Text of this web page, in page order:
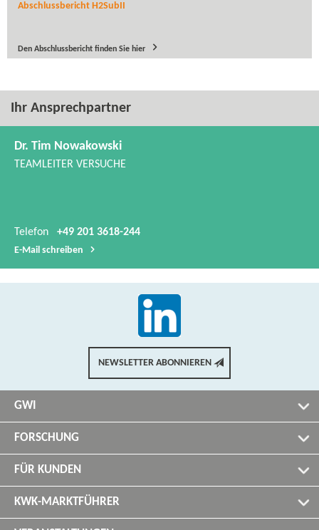
Abschlussbericht H2SubII
Den Abschlussbericht finden Sie hier
Ihr Ansprechpartner
Dr. Tim Nowakowski
TEAMLEITER VERSUCHE
Telefon +49 201 3618-244
E-​Mail schreiben
NEWSLETTER ABONNIEREN
GWI
FORSCHUNG
FÜR KUNDEN
KWK-MARKTFÜHRER